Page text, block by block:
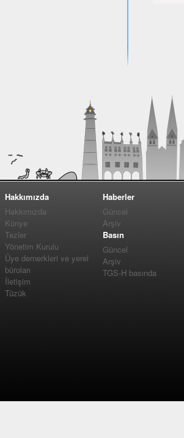
Hakkımızda
Hakkımızda
Künye
Tezler
Yönetim Kurulu
Üye dernerkleri ve yerel
büroları
İletişim
Tüzük
Haberler
Güncel
Arşiv
Basın
Güncel
Arşiv
TGS-H basında